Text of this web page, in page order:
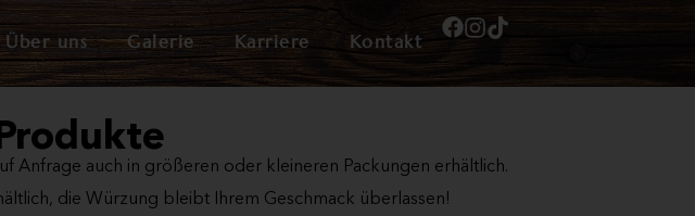
Über uns Galerie Karriere Kontakt
Anfrage auch in größeren oder kleineren Packungen erhältlich.
die Würzung bleibt Ihrem Geschmack überlassen!